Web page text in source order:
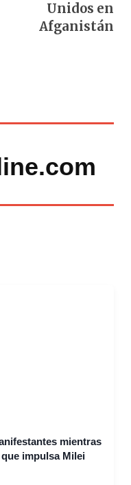
Unidos en
Afganistán
mientras
impulsa Milei